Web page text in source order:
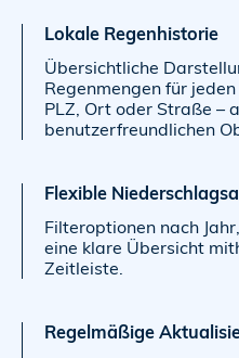
Lokale Regenhistorie
Übersichtliche
Regenmengen für
PLZ, Ort oder Straße –
benutzerfreundlichen
Flexible
Filteroptionen nach
eine klare Übersicht
Zeitleiste.
Regelmäßige